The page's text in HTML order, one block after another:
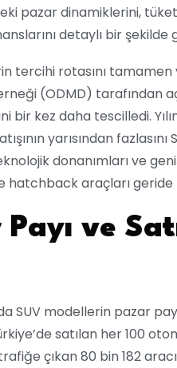
pazar dinamiklerini,
detaylı bir şekilde
tercihi rotasını tamamen
(ODMD) tarafından
bir kez daha tescilledi.
yarısından
donanımları ve
hatchback araçları
ve
SUV modellerin pazar
satılan her 100
çıkan 80 bin 182